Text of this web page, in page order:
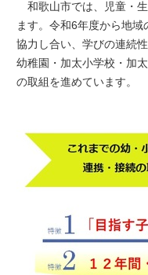
和歌山市では、児童・
ます。令和6年度から地
協力し合い、学びの連続
幼稚園・加太小学校・加
の取組を進めています。